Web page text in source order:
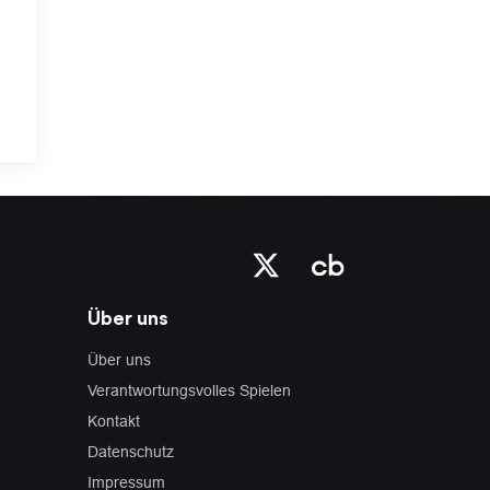
Über uns
Über uns
Verantwortungsvolles Spielen
Kontakt
Datenschutz
Impressum